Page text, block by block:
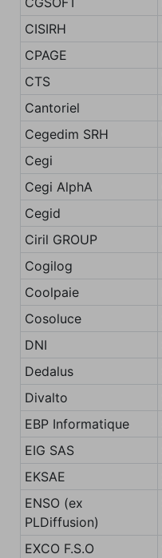
CISIRH
CPAGE
CTS
Cantoriel
Cegedim SRH
Cegi
Cegi AlphA
Cegid
Ciril GROUP
Cogilog
Coolpaie
Cosoluce
DNI
Dedalus
Divalto
EBP Informatique
EIG SAS
EKSAE
ENSO (ex
PLDiffusion)
EXCO F.S.O